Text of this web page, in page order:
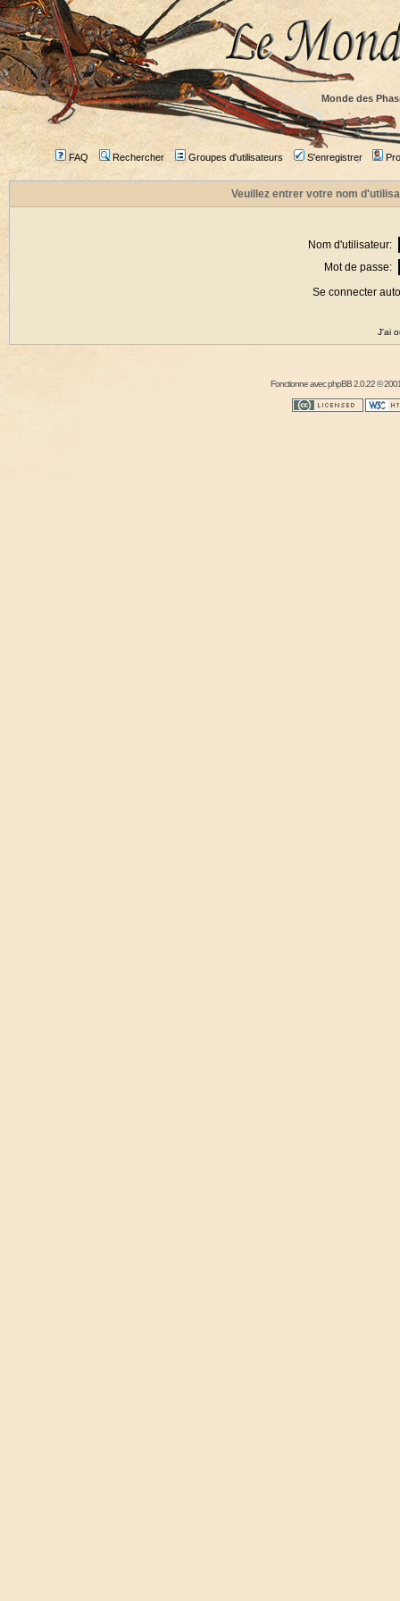
Monde des
FAQ Rechercher Groupes d'utilisateurs S'enregistrer
Veuillez entrer votre nom
Nom d'utilisateur:
Mot de passe:
Se connecter
J'ai
Fonctionne avecphpBB2.0.22 ©